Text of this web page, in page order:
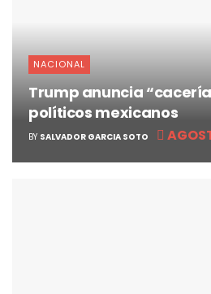
NACIONAL
Trump anuncia
políticos mexicanos
BY SALVADOR GARCIA SOTO